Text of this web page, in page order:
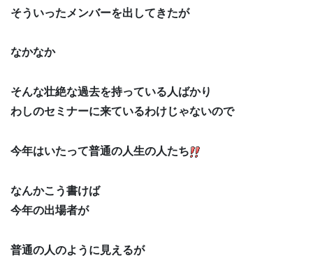
そういったメンバーを出してきたが
なかなか
そんな壮絶な過去を持っている人ばかり
わしのセミナーに来ているわけじゃないので
今年はいたって普通の人生の人たち
なんかこう書けば
今年の出場者が
普通の人のように見えるが